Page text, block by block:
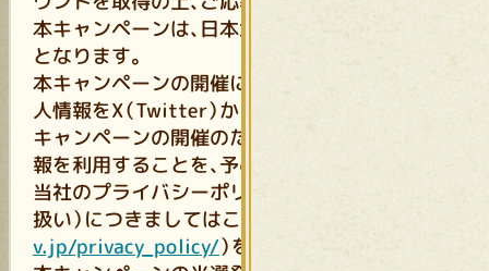
本キャンペーンは、日本地域限定のキャンペーン
となります。
本キャンペーンの開催に際し、当社は応募者の個
人情報をX（Twitter）から取得すること、また本
キャンペーンの開催のために、当社が当該個人情
報を利用することを、予めご了承ください。
当社のプライバシーポリシー（個人情報の取り
扱い）につきましてはこちら（ https://www.mar
v.jp/privacy_policy/）をご覧ください。